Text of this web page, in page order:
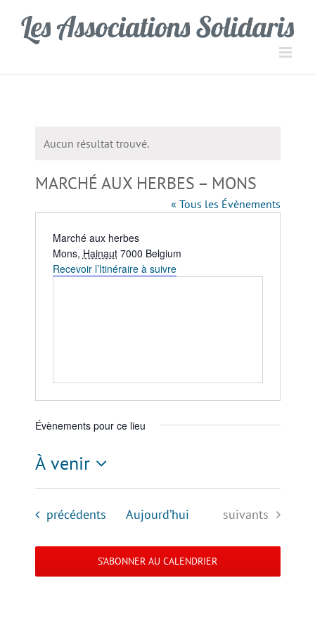
contenu
Notice
Aucun résultat trouvé.
MARCHÉ AUX HERBES – MONS
« Tous les Évènements
Adresse
Marché aux herbes
Mons, Hainaut 7000 Belgium
Recevoir l’Itinéraire à suivre
Évènements pour ce lieu
À venir
Sélectionnez
date.
Évènements
précédents Aujourd’hui Évènements
suivants
S’ABONNER AU CALENDRIER